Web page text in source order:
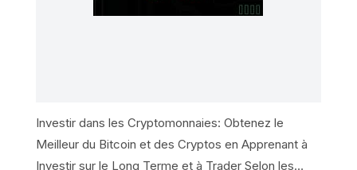
Investir dans les Cryptomonnaies: Obtenez le
Meilleur du Bitcoin et des Cryptos en Apprenant à
Investir sur le Long Terme et à Trader Selon les